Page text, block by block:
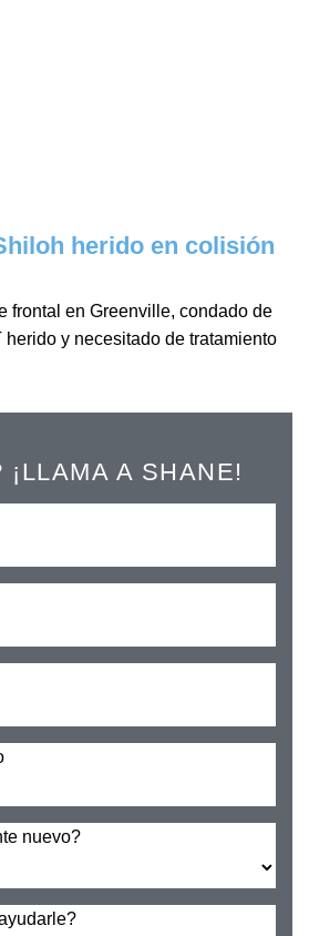
herido en colisión
frontal en Greenville, condado de
herido y necesitado de tratamiento
¡LLAMA A SHANE!
nuevo?